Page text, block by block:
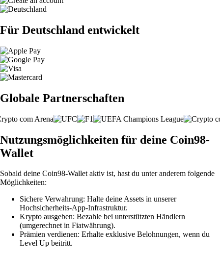
Für Deutschland entwickelt
Globale Partnerschaften
Nutzungsmöglichkeiten für deine Coin98-
Wallet
Sobald deine Coin98-Wallet aktiv ist, hast du unter anderem folgende
Möglichkeiten:
Sichere Verwahrung: Halte deine Assets in unserer
Hochsicherheits-App-Infrastruktur.
Krypto ausgeben: Bezahle bei unterstützten Händlern
(umgerechnet in Fiatwährung).
Prämien verdienen: Erhalte exklusive Belohnungen, wenn du
Level Up beitritt.